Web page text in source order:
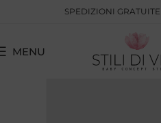
SPEDIZIONI
MENU